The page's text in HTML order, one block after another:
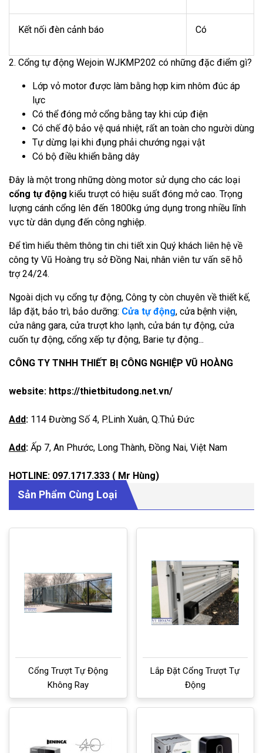
Kết nối đèn cảnh báo Có
2. Cổng tự động Wejoin WJKMP202 có những đặc điểm gì?
Lớp vỏ motor được làm bằng hợp kim nhôm đúc áp
lực
Có thể đóng mở cổng bằng tay khi cúp điện
Có chế độ bảo vệ quá nhiệt, rất an toàn cho người dùng
Tự dừng lại khi đụng phải chướng ngại vật
Có bộ điều khiển bằng dây
Đây là một trong những dòng motor sử dụng cho các loại
cổng tự động kiểu trượt có hiệu suất đóng mở cao. Trọng
lượng cánh cổng lên đến 1800kg ứng dụng trong nhiều lĩnh
vực từ dân dụng đến công nghiệp.
Để tìm hiểu thêm thông tin chi tiết xin Quý khách liên hệ về
công ty Vũ Hoàng trụ sở Đồng Nai, nhân viên tư vấn sẽ hỗ
trợ 24/24.
Ngoài dịch vụ cổng tự động, Công ty còn chuyên về thiết kế,
lắp đặt, bảo trì, bảo dưỡng: Cửa tự động, cửa bệnh viện,
cửa nâng gara, cửa trượt kho lạnh, cửa bán tự động, cửa
cuốn tự động, cổng xếp tự động, Barie tự động...
CÔNG TY TNHH THIẾT BỊ CÔNG NGHIỆP VŨ HOÀNG
website: https://thietbitudong.net.vn/
Add: 114 Đường Số 4, P.Linh Xuân, Q.Thủ Đức
Add: Ấp 7, An Phước, Long Thành, Đồng Nai, Việt Nam
HOTLINE: 097.1717.333 ( Mr Hùng)
Sản Phẩm Cùng Loại
Cổng Trượt Tự Động
Không Ray
Lắp Đặt Cổng Trượt Tự
Động